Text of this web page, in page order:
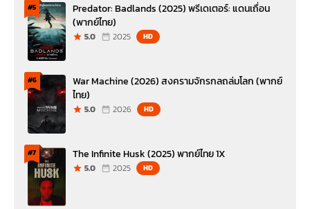
#5
Predator: Badlands (2025) พรีเดเตอร์: แดนเถื่อน
(พากย์ไทย)
5.0 2025 HD
#6
War Machine (2026) สงครามจักรกลถล่มโลก (พากย์
ไทย)
5.0 2026 HD
#7 The Infinite Husk (2025) พากย์ไทย 1X
5.0 2025 HD